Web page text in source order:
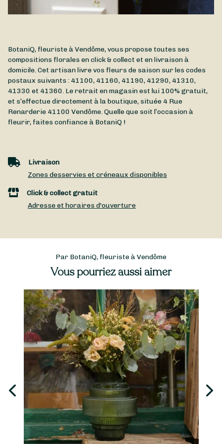
BotaniQ, fleuriste à Vendôme, vous propose toutes ses
compositions florales en click & collect et en livraison à
domicile. Cet artisan livre vos fleurs de saison sur les codes
postaux suivants : 41100, 41160, 41190, 41290, 41310,
41330 et 41360. Le retrait en magasin est lui 100% gratuit,
et s’effectue directement à la boutique, située 4 Rue
Renarderie 41100 Vendôme. Quelle que soit l’occasion à
fleurir, faites confiance à BotaniQ !
Livraison
Zones desservies et créneaux disponibles
Click & collect gratuit
Adresse et horaires d'ouverture
Par BotaniQ, fleuriste à Vendôme
Vous pourriez aussi aimer